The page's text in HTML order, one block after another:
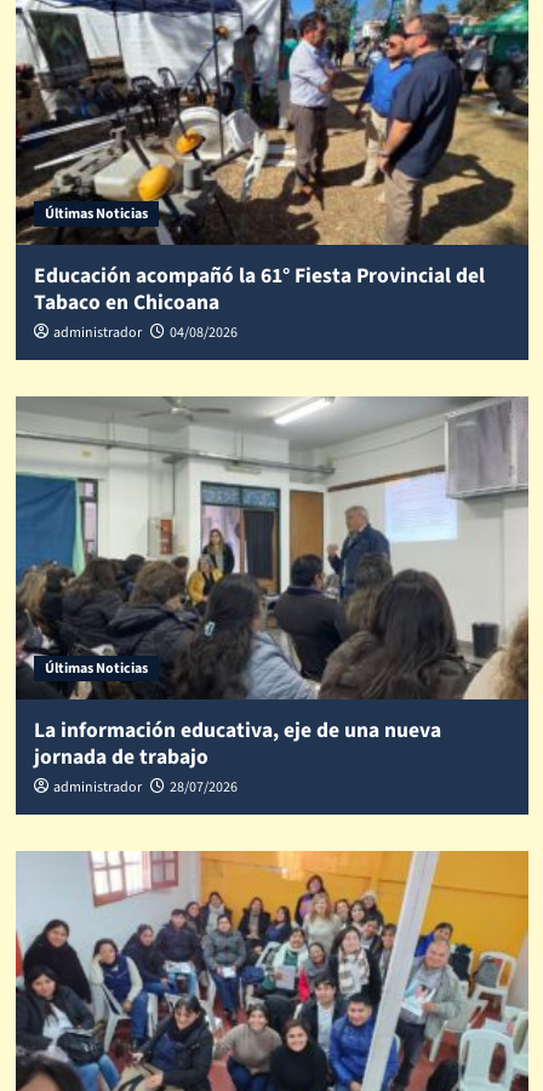
Últimas Noticias
Educación acompañó la 61° Fiesta Provincial del
Tabaco en Chicoana
administrador 04/08/2026
Últimas Noticias
La información educativa, eje de una nueva
jornada de trabajo
administrador 28/07/2026